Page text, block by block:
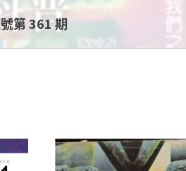
第 361 期